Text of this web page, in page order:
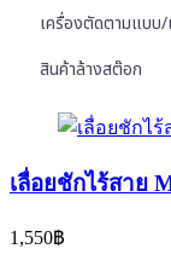
เครื่องตัดตามแบบ
สินค้าล้างสต๊อก
เลื่อยชักไร้สาย
1,550฿